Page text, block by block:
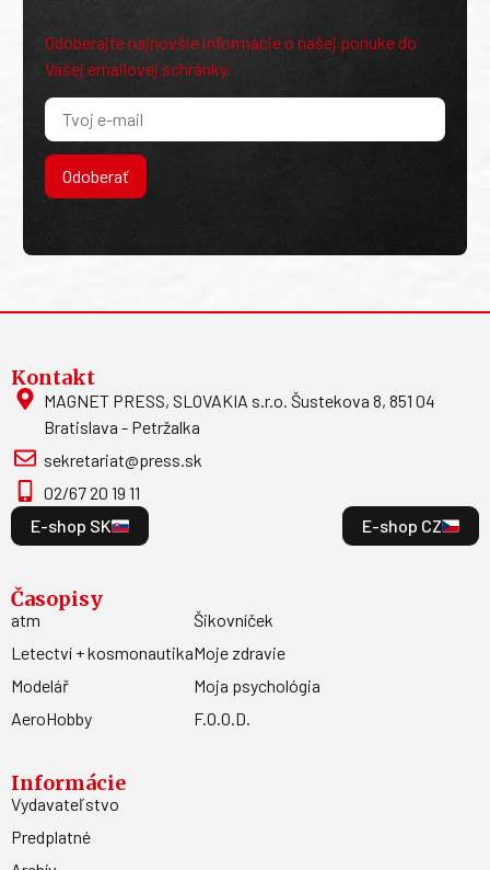
Odoberajte najnovšie informácie o našej ponuke do
Vašej emailovej schránky.
Odoberať
Kontakt
MAGNET PRESS, SLOVAKIA s.r.o. Šustekova 8, 851 04
Bratislava - Petržalka
sekretariat@press.sk
02/67 20 19 11
E-shop SK
E-shop CZ
Časopisy
atm
Letectví + kosmonautika
Modelář
AeroHobby
Šikovníček
Moje zdravie
Moja psychológia
F.O.O.D.
Informácie
Vydavateľstvo
Predplatné